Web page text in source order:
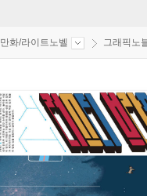
만화/라이트노벨 그래픽노